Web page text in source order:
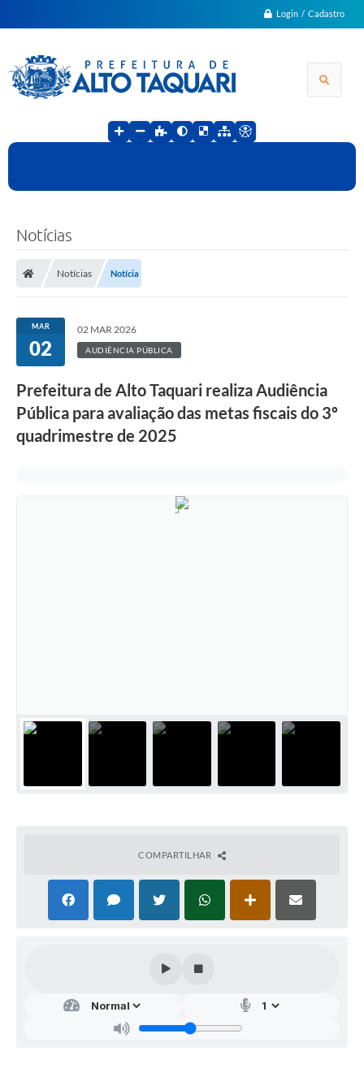
Login / Cadastro
Notícias
Notícias Notícia
MAR
02
02 MAR 2026
AUDIÊNCIA PÚBLICA
Prefeitura de Alto Taquari realiza Audiência
Pública para avaliação das metas fiscais do 3º
quadrimestre de 2025
COMPARTILHAR